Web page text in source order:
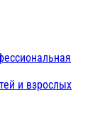
и взрослых